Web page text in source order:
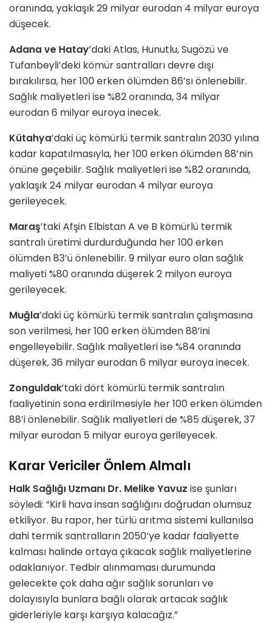
oranında, yaklaşık 29 milyar eurodan 4 milyar euroya
düşecek.
Adana ve Hatay’daki Atlas, Hunutlu, Sugözü ve
Tufanbeyli’deki kömür santralları devre dışı
bırakılırsa, her 100 erken ölümden 86’sı önlenebilir.
Sağlık maliyetleri ise %82 oranında, 34 milyar
eurodan 6 milyar euroya inecek.
Kütahya’daki üç kömürlü termik santralın 2030 yılına
kadar kapatılmasıyla, her 100 erken ölümden 88’nin
önüne geçebilir. Sağlık maliyetleri ise %82 oranında,
yaklaşık 24 milyar eurodan 4 milyar euroya
gerileyecek.
Maraş’taki Afşin Elbistan A ve B kömürlü termik
santralı üretimi durdurduğunda her 100 erken
ölümden 83’ü önlenebilir. 9 milyar euro olan sağlık
maliyeti %80 oranında düşerek 2 milyon euroya
gerileyecek.
Muğla’daki üç kömürlü termik santralın çalışmasına
son verilmesi, her 100 erken ölümden 88’ini
engelleyebilir. Sağlık maliyetleri ise %84 oranında
düşerek, 36 milyar eurodan 6 milyar euroya inecek.
Zonguldak’taki dört kömürlü termik santralın
faaliyetinin sona erdirilmesiyle her 100 erken ölümden
88’i önlenebilir. Sağlık maliyetleri de %85 düşerek, 37
milyar eurodan 5 milyar euroya gerileyecek.
Karar Vericiler Önlem Almalı
Halk Sağlığı Uzmanı Dr. Melike Yavuz ise şunları
söyledi: “Kirli hava insan sağlığını doğrudan olumsuz
etkiliyor. Bu rapor, her türlü arıtma sistemi kullanılsa
dahi termik santralların 2050’ye kadar faaliyette
kalması halinde ortaya çıkacak sağlık maliyetlerine
odaklanıyor. Tedbir alınmaması durumunda
gelecekte çok daha ağır sağlık sorunları ve
dolayısıyla bunlara bağlı olarak artacak sağlık
giderleriyle karşı karşıya kalacağız.”